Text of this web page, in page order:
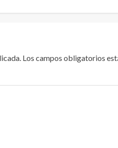
Los campos obligatorios